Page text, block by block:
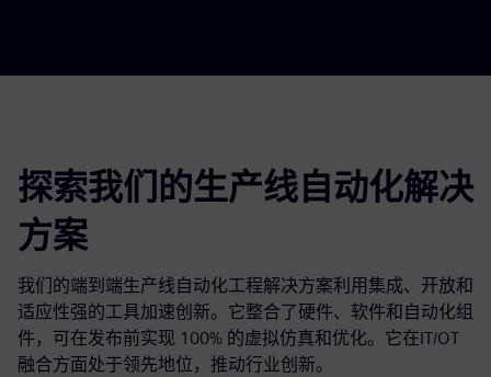
探索我们的生产线自动化解决
方案
我们的端到端生产线自动化工程解决方案利用集成、开放和
适应性强的工具加速创新。它整合了硬件、软件和自动化组
件，可在发布前实现 100% 的虚拟仿真和优化。它在IT/OT
融合方面处于领先地位，推动行业创新。